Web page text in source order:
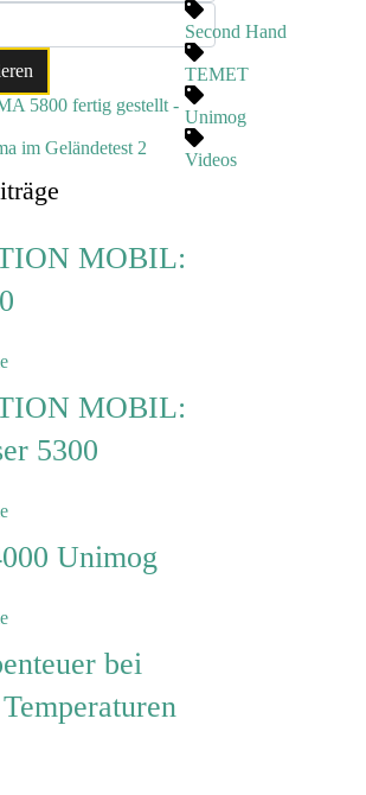
5800 fertig gestellt -
im Geländetest 2
MOBIL:
MOBIL:
5300
Unimog
bei
Second Hand
TEMET
Unimog
Videos